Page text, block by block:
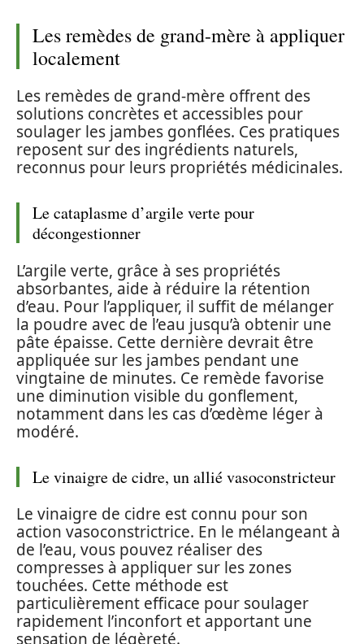
Les remèdes de grand-mère à appliquer
localement
Les remèdes de grand-mère offrent des
solutions concrètes et accessibles pour
soulager les jambes gonflées. Ces pratiques
reposent sur des ingrédients naturels,
reconnus pour leurs propriétés médicinales.
Le cataplasme d’argile verte pour
décongestionner
L’argile verte, grâce à ses propriétés
absorbantes, aide à réduire la rétention
d’eau. Pour l’appliquer, il suffit de mélanger
la poudre avec de l’eau jusqu’à obtenir une
pâte épaisse. Cette dernière devrait être
appliquée sur les jambes pendant une
vingtaine de minutes. Ce remède favorise
une diminution visible du gonflement,
notamment dans les cas d’œdème léger à
modéré.
Le vinaigre de cidre, un allié vasoconstricteur
Le vinaigre de cidre est connu pour son
action vasoconstrictrice. En le mélangeant à
de l’eau, vous pouvez réaliser des
compresses à appliquer sur les zones
touchées. Cette méthode est
particulièrement efficace pour soulager
rapidement l’inconfort et apportant une
sensation de légèreté.